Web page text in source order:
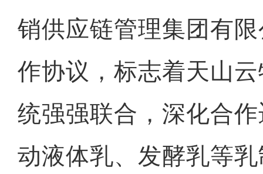
销供应链管理集团有
作协议，标志着天山
统强强联合，深化合
动液体乳、发酵乳等